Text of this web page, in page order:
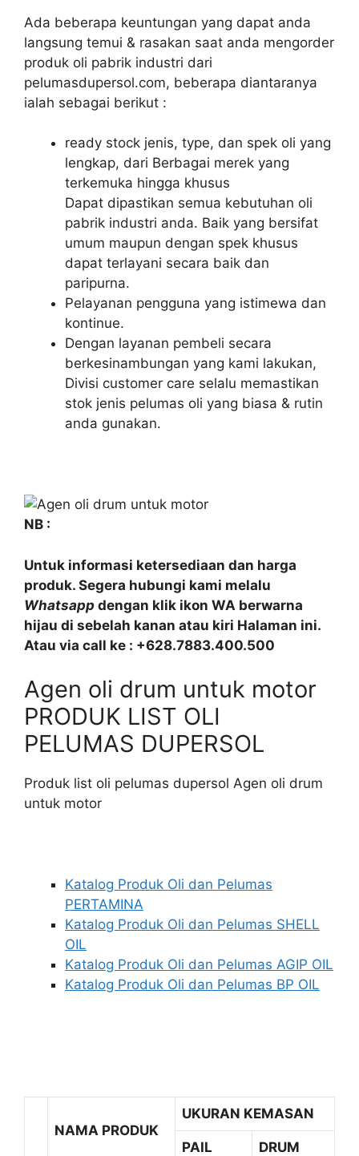
Ada beberapa keuntungan yang dapat anda
langsung temui & rasakan saat anda mengorder
produk oli pabrik industri dari
pelumasdupersol.com, beberapa diantaranya
ialah sebagai berikut :
ready stock jenis, type, dan spek oli yang
lengkap, dari Berbagai merek yang
terkemuka hingga khusus
Dapat dipastikan semua kebutuhan oli
pabrik industri anda. Baik yang bersifat
umum maupun dengan spek khusus
dapat terlayani secara baik dan
paripurna.
Pelayanan pengguna yang istimewa dan
kontinue.
Dengan layanan pembeli secara
berkesinambungan yang kami lakukan,
Divisi customer care selalu memastikan
stok jenis pelumas oli yang biasa & rutin
anda gunakan.
NB :
Untuk informasi ketersediaan dan harga
produk. Segera hubungi kami melalu
Whatsapp dengan klik ikon WA berwarna
hijau di sebelah kanan atau kiri Halaman ini.
Atau via call ke : +628.7883.400.500
Agen oli drum untuk motor
PRODUK LIST OLI
PELUMAS DUPERSOL
Produk list oli pelumas dupersol Agen oli drum
untuk motor
Katalog Produk Oli dan Pelumas
PERTAMINA
Katalog Produk Oli dan Pelumas SHELL
OIL
Katalog Produk Oli dan Pelumas AGIP OIL
Katalog Produk Oli dan Pelumas BP OIL
NAMA PRODUK
UKURAN KEMASAN
PAIL DRUM